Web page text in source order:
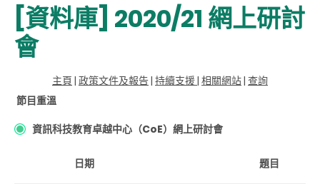
[資料庫] 2020/21 網上研討
會
主頁 | 政策文件及報告| 持續支援| 相關網站| 查詢
節目重溫
資訊科技教育卓越中心（CoE）網上研討會
日期 題目